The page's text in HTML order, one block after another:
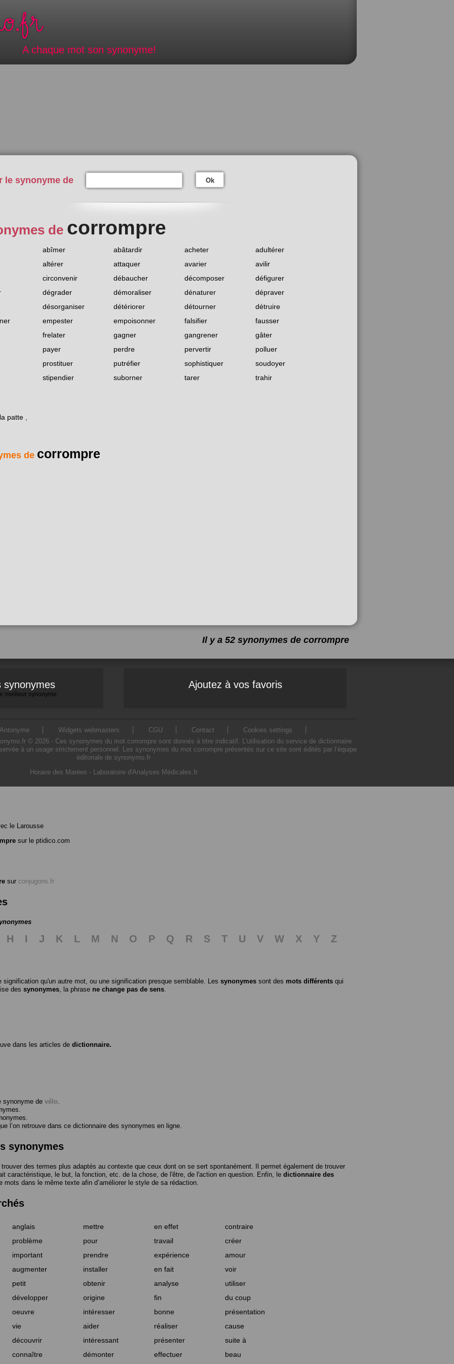
A chaque mot son synonyme!
le synonyme de Ok
de corrompre
abîmer abâtardir acheter
adultérer
altérer attaquer avarier
avilir
circonvenir débaucher décomposer
défigurer
dégrader démoraliser dénaturer
dépraver
désorganiser détériorer détourner
détruire
empester empoisonner falsifier
fausser
frelater gagner gangrener
gâter
payer perdre pervertir
polluer
prostituer putréfier sophistiquer
soudoyer
stipendier suborner tarer
trahir
patte
de corrompre
Il y a 52 synonymes de corrompre
synonymes
meilleur synonyme
Ajoutez à vos favoris
Antonyme Widgets webmasters CGU Contact
Cookies settings
© 2026 - Ces synonymes du mot corrompre sont donnés à titre indicatif. L'utilisation du service de dictionnaire
à un usage strictement personnel. Les synonymes du mot corrompre présentés sur ce site sont édités par l’équipe
éditoriale de synonymo.fr
Horaire des Marées - Laboratoire d'Analyses Médicales.fr
le Larousse
sur le ptidico.com
sur conjugons.fr
H I J K L M N O P Q R S T U V W X Y
Z
qu'un autre mot, ou une signification presque semblable. Les synonymes sont des mots différents qui
des synonymes, la phrase ne change pas de sens.
dans les articles de dictionnaire.
synonyme de vélo.
l’on retrouve dans ce dictionnaire des synonymes en ligne.
synonymes
trouver des termes plus adaptés au contexte que ceux dont on se sert spontanément. Il permet également de trouver
caractéristique, le but, la fonction, etc. de la chose, de l'être, de l'action en question. Enfin, le dictionnaire des
mots dans le même texte afin d’améliorer le style de sa rédaction.
anglais mettre en effet
contraire
problème pour travail
créer
important prendre expérience
amour
augmenter installer en fait
voir
petit obtenir analyse
utiliser
développer origine fin
du coup
oeuvre intéresser bonne
présentation
vie aider réaliser
cause
découvrir intéressant présenter
suite à
connaître démonter effectuer beau